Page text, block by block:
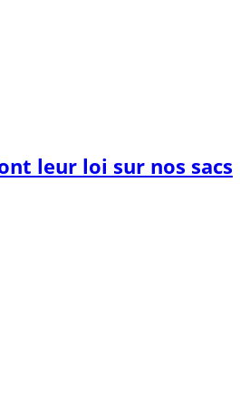
leur loi sur nos sacs